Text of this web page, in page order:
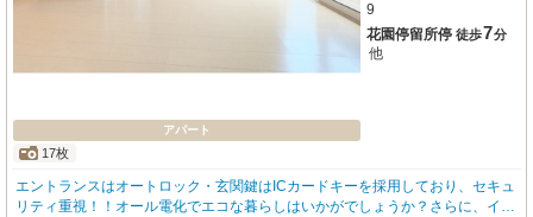
アパート
17枚
9
花園停留所停 徒歩7分
他
エントランスはオートロック・玄関鍵はICカードキーを採用しており、セキュ
リティ重視！！オール電化でエコな暮らしはいかがでしょうか？さらに、イン